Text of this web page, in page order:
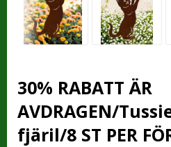
30% RABATT ÄR
AVDRAGEN/
fjäril/8 ST PER